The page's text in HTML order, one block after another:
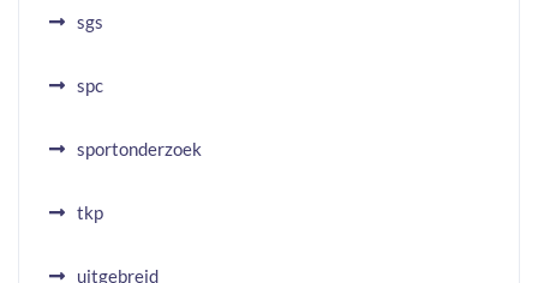
sgs
spc
sportonderzoek
tkp
uitgebreid